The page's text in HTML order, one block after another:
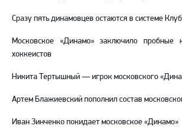
Сразу пять динамовцев остаются в системе
Московское «Динамо» заключило пробные
хоккеистов
Никита Тертышный — игрок московского
Артем Блажиевский пополнил состав
Иван Зинченко покидает московское «Динамо»